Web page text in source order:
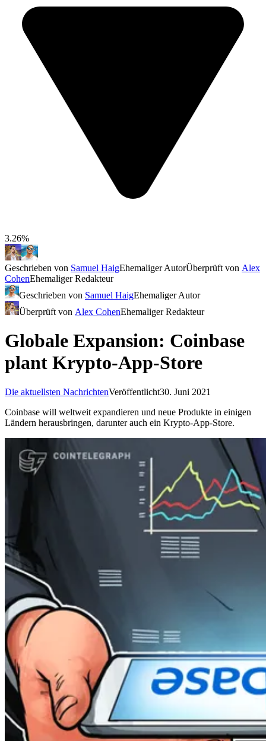
3.26%
Geschrieben von Samuel HaigEhemaliger AutorÜberprüft von Alex
CohenEhemaliger Redakteur
Geschrieben von Samuel HaigEhemaliger Autor
Überprüft von Alex CohenEhemaliger Redakteur
Globale Expansion: Coinbase
plant Krypto-App-Store
Die aktuellsten NachrichtenVeröffentlicht30. Juni 2021
Coinbase will weltweit expandieren und neue Produkte in einigen
Ländern herausbringen, darunter auch ein Krypto-App-Store.